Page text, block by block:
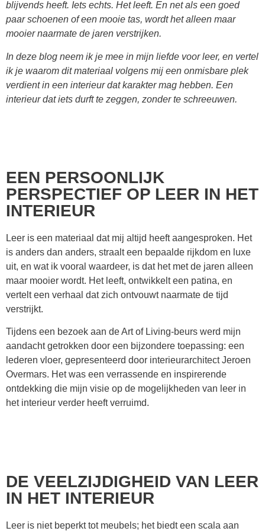
blijvends heeft. Iets echts. Het leeft. En net als een goed
paar schoenen of een mooie tas, wordt het alleen maar
mooier naarmate de jaren verstrijken.
In deze blog neem ik je mee in mijn liefde voor leer, en vertel
ik je waarom dit materiaal volgens mij een onmisbare plek
verdient in een interieur dat karakter mag hebben. Een
interieur dat iets durft te zeggen, zonder te schreeuwen.
EEN PERSOONLIJK
PERSPECTIEF OP LEER IN HET
INTERIEUR
Leer is een materiaal dat mij altijd heeft aangesproken. Het
is anders dan anders, straalt een bepaalde rijkdom en luxe
uit, en wat ik vooral waardeer, is dat het met de jaren alleen
maar mooier wordt. Het leeft, ontwikkelt een patina, en
vertelt een verhaal dat zich ontvouwt naarmate de tijd
verstrijkt.
Tijdens een bezoek aan de Art of Living-beurs werd mijn
aandacht getrokken door een bijzondere toepassing: een
lederen vloer, gepresenteerd door interieurarchitect Jeroen
Overmars. Het was een verrassende en inspirerende
ontdekking die mijn visie op de mogelijkheden van leer in
het interieur verder heeft verruimd.
DE VEELZIJDIGHEID VAN LEER
IN HET INTERIEUR
Leer is niet beperkt tot meubels; het biedt een scala aan